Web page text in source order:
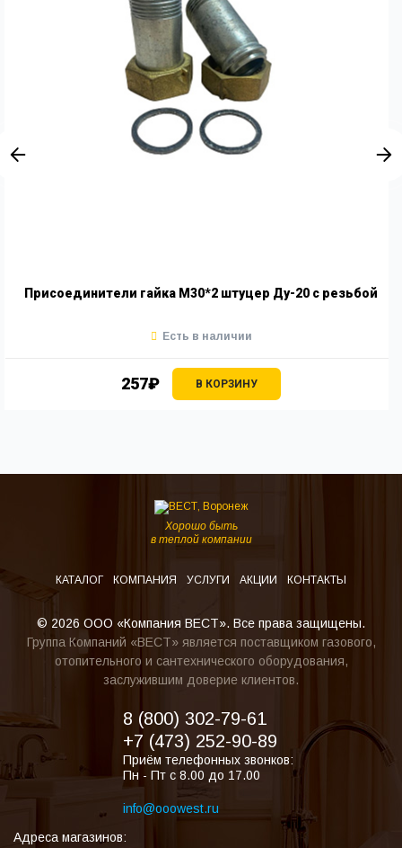
Присоединители гайка М30*2 штуцер Ду-20 с резьбой
257₽ В КОРЗИНУ
Есть в наличии
Хорошо быть
в теплой компании
КАТАЛОГ КОМПАНИЯ УСЛУГИ АКЦИИ КОНТАКТЫ
© 2026 ООО «Компания ВЕСТ». Все права защищены.
Группа Компаний «ВЕСТ» является поставщиком газового,
отопительного и сантехнического оборудования,
заслужившим доверие клиентов.
8 (800) 302-79-61
+7 (473) 252-90-89
Приём телефонных звонков:
Пн - Пт с 8.00 до 17.00
info@ooowest.ru
Адреса магазинов: